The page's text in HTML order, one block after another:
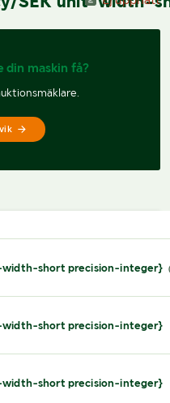
din maskin få?
width-short precision-integer}
width-short precision-integer}
width-short precision-integer}